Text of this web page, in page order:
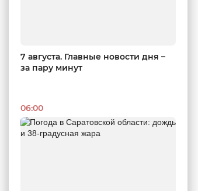
7 августа. Главные новости дня –
за пару минут
06:00